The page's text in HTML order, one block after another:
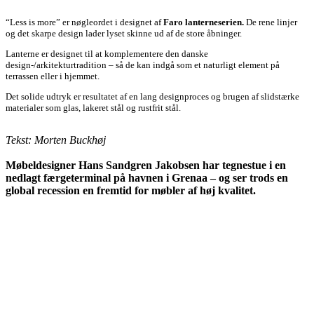
“Less is more” er nøgleordet i designet afFaro lanterneserien. De rene linjer
og det skarpe design lader lyset skinne ud af de store åbninger.
Lanterne er designet til at komplementere den danske
design-/arkitekturtradition – så de kan indgå som et naturligt element på
terrassen eller i hjemmet.
Det solide udtryk er resultatet af en lang designproces og brugen af slidstærke
materialer som glas, lakeret stål og rustfrit stål.
Tekst: Morten Buckhøj
Møbeldesigner Hans Sandgren Jakobsen har tegnestue i en
nedlagt færgeterminal på havnen i Grenaa – og ser trods en
global recession en fremtid for møbler af høj kvalitet.